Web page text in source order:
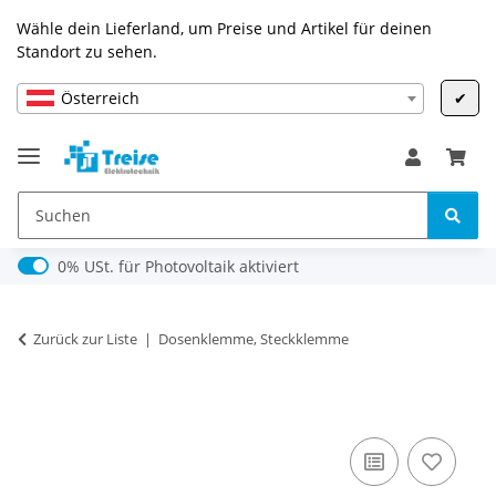
Wähle dein Lieferland, um Preise und Artikel für deinen
Standort zu sehen.
Österreich ✔
0% USt. für Photovoltaik (§ 12 Abs. 3 UStG)
0% USt. für Photovoltaik aktiviert
Zurück zur Liste Dosenklemme, Steckklemme